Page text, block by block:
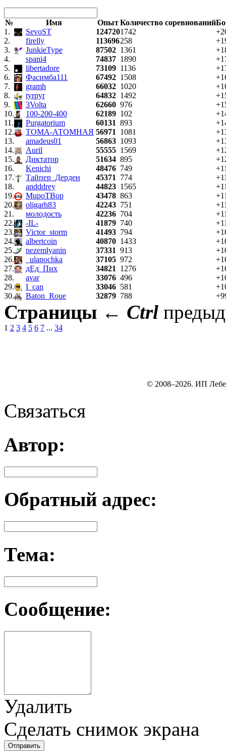
№ Имя ОпытКоличество соревнований
1.
SevoST 1247201742
2.
firelly 113696258
3.
JunkieType 87502 1361
4.
spani4 74837 1890
5.
libertadore 73109 1136
6.
Фасимба111 67492 1508
7.
gramh 66032 1020
8.
tyrpyr 64832 1492
9.
3Volta 62660 976
10.
100-200-400 62189 102
11.
Purgatorium 60131 893
12.
ТОМА-АТОМНАЯ 56971 1081
13.
amadeus01 56863 1093
14.
Auril 55555 1569
15.
Диктатор 51634 895
16.
Kenichi 48476 749
17.
Тайпер_Дерден 45371 774
18.
andddrey 44823 1565
19.
MupoTBop 43478 863
20.
oligarh83 42243 751
21.
молодость 42236 704
22.
-IL- 41879 740
23.
Victor_storm 41493 794
24.
albertcoin 40870 1433
25.
nezemlyanin 37331 913
26.
_ulanochka 37105 972
27.
дЕд_Пих 34821 1276
28.
avar 33076 496
29.
I_can 33046 581
30.
Baton_Roue 32879 788
Страницы ← Ctrl
1 2 3 4 5 6 7 ... 34
© 2008–2026. ИП
Связаться
Автор:
Обратный адрес:
Тема:
Сообщение:
Удалить
Сделать снимок экрана
Отправить